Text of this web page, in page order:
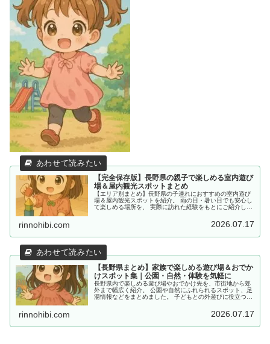
【完全保存版】長野県の親子で楽しめる室内遊び
場＆屋内観光スポットまとめ
【エリア別まとめ】長野県の子連れにおすすめの室内遊び
場＆屋内観光スポットを紹介。 雨の日・暑い日でも安心し
て楽しめる場所を、 実際に訪れた経験をもとにご紹介して
rinnohibi.com 2026.07.17
【長野県まとめ】家族で楽しめる遊び場＆おでか
けスポット集｜公園・自然・体験を気軽に
長野県内で楽しめる遊び場やおでかけ先を、市街地から郊
外まで幅広く紹介。 公園や自然にふれられるスポット、足
湯情報などをまとめました。 子どもとの外遊びに役立つ情
rinnohibi.com 2026.07.17